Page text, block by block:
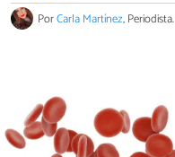
PorCarla Martínez, Periodista.